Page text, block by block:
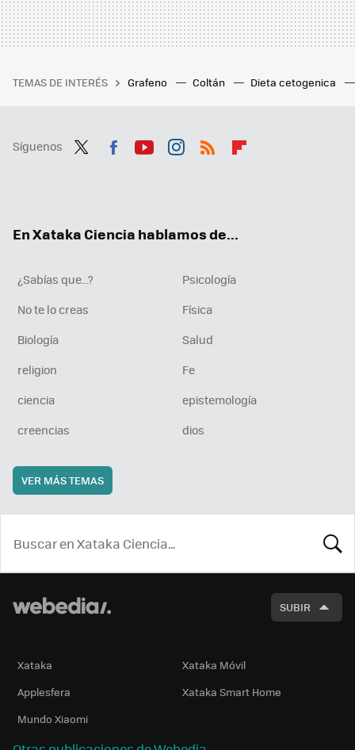
TEMAS DE INTERÉS Grafeno Coltán Dieta cetogenica
Síguenos
En Xataka Ciencia hablamos de...
¿Sabías que...?
Psicología
No te lo creas
Física
Biología
Salud
religion
Fe
ciencia
epistemología
creencias
dios
VER MÁS TEMAS
SUBIR
Xataka
Xataka Móvil
Applesfera
Xataka Smart Home
Mundo Xiaomi